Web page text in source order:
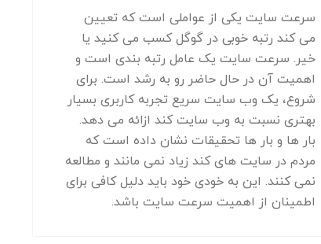
سرعت سایت یکی از عواملی است که تعیین
می کند رتبه خوبی در گوگل کسب می کنید یا
خیر. سرعت سایت یک عامل رتبه بندی است و
اهمیت آن در حال حاضر رو به رشد است. برای
شروع، یک وب سایت سریع تجربه کاربری بسیار
بهتری نسبت به وب سایت کند ازائه می دهد.
بار ها و بار ها تحقیقات نشان داده است که
مردم در سایت های کند زیاد نمی مانند و مطالعه
نمی کنند. این به خودی خود باید دلیل کافی برای
اطمینان از اهمیت سرعت سایت باشد.